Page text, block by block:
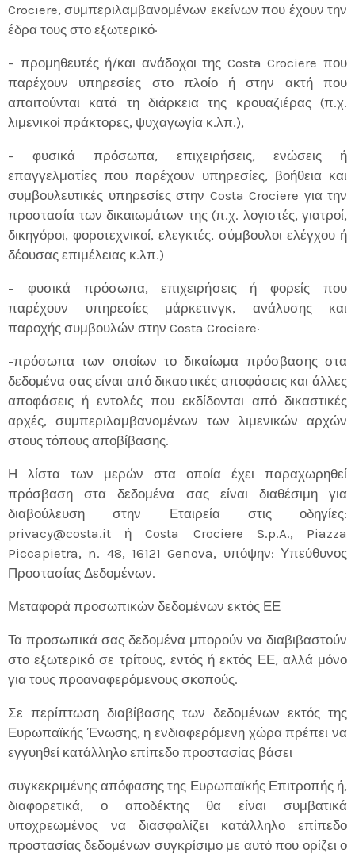
Crociere, συμπεριλαμβανομένων εκείνων που έχουν την
έδρα τους στο εξωτερικό·
– προμηθευτές ή/και ανάδοχοι της Costa Crociere που
παρέχουν υπηρεσίες στο πλοίο ή στην ακτή που
απαιτούνται κατά τη διάρκεια της κρουαζιέρας (π.χ.
λιμενικοί πράκτορες, ψυχαγωγία κ.λπ.),
– φυσικά πρόσωπα, επιχειρήσεις, ενώσεις ή
επαγγελματίες που παρέχουν υπηρεσίες, βοήθεια και
συμβουλευτικές υπηρεσίες στην Costa Crociere για την
προστασία των δικαιωμάτων της (π.χ. λογιστές, γιατροί,
δικηγόροι, φοροτεχνικοί, ελεγκτές, σύμβουλοι ελέγχου ή
δέουσας επιμέλειας κ.λπ.)
– φυσικά πρόσωπα, επιχειρήσεις ή φορείς που
παρέχουν υπηρεσίες μάρκετινγκ, ανάλυσης και
παροχής συμβουλών στην Costa Crociere·
-πρόσωπα των οποίων το δικαίωμα πρόσβασης στα
δεδομένα σας είναι από δικαστικές αποφάσεις και άλλες
αποφάσεις ή εντολές που εκδίδονται από δικαστικές
αρχές, συμπεριλαμβανομένων των λιμενικών αρχών
στους τόπους αποβίβασης.
Η λίστα των μερών στα οποία έχει παραχωρηθεί
πρόσβαση στα δεδομένα σας είναι διαθέσιμη για
διαβούλευση στην Εταιρεία στις οδηγίες:
privacy@costa.it ή Costa Crociere S.p.A., Piazza
Piccapietra, n. 48, 16121 Genova, υπόψην: Υπεύθυνος
Προστασίας Δεδομένων.
Μεταφορά προσωπικών δεδομένων εκτός ΕΕ
Τα προσωπικά σας δεδομένα μπορούν να διαβιβαστούν
στο εξωτερικό σε τρίτους, εντός ή εκτός ΕΕ, αλλά μόνο
για τους προαναφερόμενους σκοπούς.
Σε περίπτωση διαβίβασης των δεδομένων εκτός της
Ευρωπαϊκής Ένωσης, η ενδιαφερόμενη χώρα πρέπει να
εγγυηθεί κατάλληλο επίπεδο προστασίας βάσει
συγκεκριμένης απόφασης της Ευρωπαϊκής Επιτροπής ή,
διαφορετικά, ο αποδέκτης θα είναι συμβατικά
υποχρεωμένος να διασφαλίζει κατάλληλο επίπεδο
προστασίας δεδομένων συγκρίσιμο με αυτό που ορίζει ο